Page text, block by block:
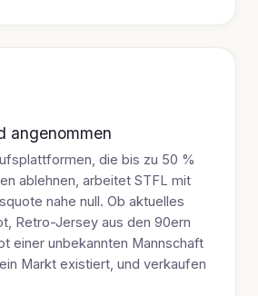
angenommen
die bis zu 50 %
ablehnen, arbeitet STFL mit
nahe null. Ob aktuelles
Retro-Jersey aus den 90ern
einer unbekannten Mannschaft
Markt existiert, und verkaufen